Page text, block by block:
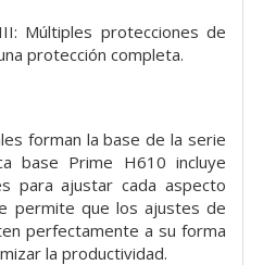
Múltiples protecciones de
protección completa.
forman la base de la serie
base Prime H610 incluye
para ajustar cada aspecto
permite que los ajustes de
perfectamente a su forma
la productividad.